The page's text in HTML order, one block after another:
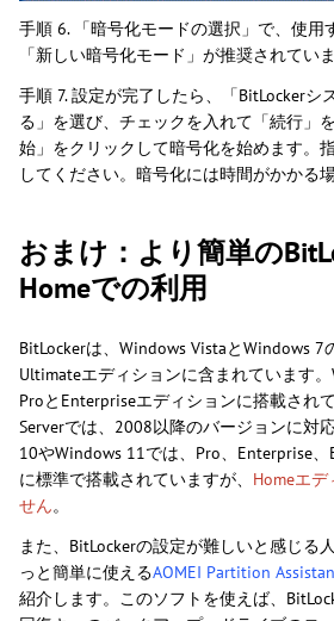
手順 6. 「暗号化モードの選択」で、使用
「新しい暗号化モード」が推奨されていま
手順 7. 設定が完了したら、「BitLockerシ
る」を選び、チェックを入れて「続行」
始」をクリックして暗号化を始めます。
してください。暗号化には時間がかかる
おまけ：より簡単の
Homeでの利用
BitLockerは、Windows VistaとWindows 7
Ultimateエディションに含まれています。
ProとEnterpriseエディションに搭載され
Serverでは、2008以降のバージョンに対
10やWindows 11では、Pro、Enterprise
に標準で搭載されていますが、 Homeエ
せん。
また、BitLockerの設定が難しいと感じる
っと簡単に使えるAOMEI Partition
紹介します。このソフトを使えば、